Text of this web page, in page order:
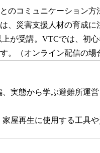
のコミュニケーション
、災害支援人材の育成に
が受講。VTCでは、初
。（オンライン配信の場
実態から学ぶ避難所運
家屋再生に使用する工具